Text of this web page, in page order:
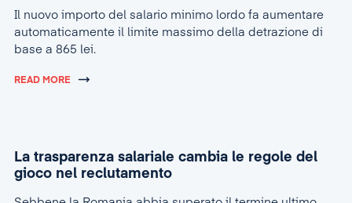
Il nuovo importo del salario minimo lordo fa aumentare
automaticamente il limite massimo della detrazione di
base a 865 lei.
READ MORE
La trasparenza salariale cambia le regole del
gioco nel reclutamento